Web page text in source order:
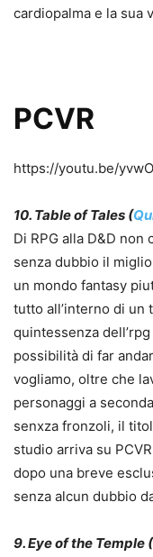
cardiopalma e la sua
PCVR
https://youtu.be/
10. Table of Tales (
Di RPG alla D&D non
senza dubbio il
un mondo fantasy
tutto all’interno di un
quintessenza
possibilità di far
vogliamo, oltre che
personaggi a
senxza fronzoli, il
studio arriva su
dopo una breve
senza alcun dubbio
9. Eye of the Temple (